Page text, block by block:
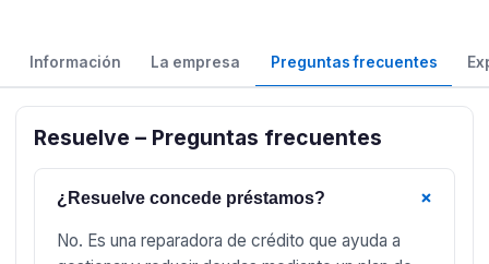
Información La empresa Preguntas frecuentes
Resuelve – Preguntas frecuentes
¿Resuelve concede préstamos? +
No. Es una reparadora de crédito que ayuda a